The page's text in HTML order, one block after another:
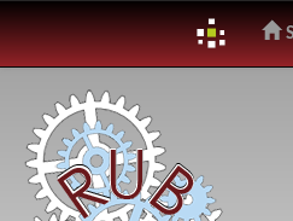
navigation